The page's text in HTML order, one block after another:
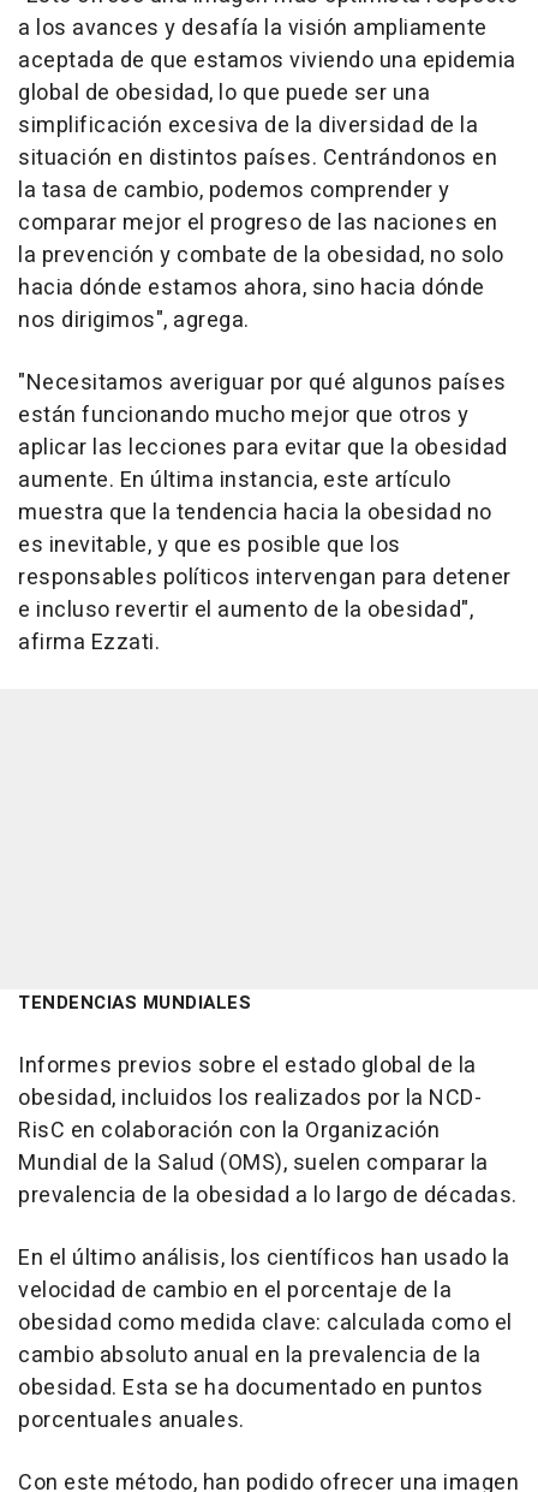
a los avances y desafía la visión ampliamente
aceptada de que estamos viviendo una epidemia
global de obesidad, lo que puede ser una
simplificación excesiva de la diversidad de la
situación en distintos países. Centrándonos en
la tasa de cambio, podemos comprender y
comparar mejor el progreso de las naciones en
la prevención y combate de la obesidad, no solo
hacia dónde estamos ahora, sino hacia dónde
nos dirigimos", agrega.
"Necesitamos averiguar por qué algunos países
están funcionando mucho mejor que otros y
aplicar las lecciones para evitar que la obesidad
aumente. En última instancia, este artículo
muestra que la tendencia hacia la obesidad no
es inevitable, y que es posible que los
responsables políticos intervengan para detener
e incluso revertir el aumento de la obesidad",
afirma Ezzati.
TENDENCIAS MUNDIALES
Informes previos sobre el estado global de la
obesidad, incluidos los realizados por la NCD-
RisC en colaboración con la Organización
Mundial de la Salud (OMS), suelen comparar la
prevalencia de la obesidad a lo largo de décadas.
En el último análisis, los científicos han usado la
velocidad de cambio en el porcentaje de la
obesidad como medida clave: calculada como el
cambio absoluto anual en la prevalencia de la
obesidad. Esta se ha documentado en puntos
porcentuales anuales.
Con este método, han podido ofrecer una imagen